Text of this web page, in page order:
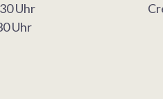
Uhr
Uhr